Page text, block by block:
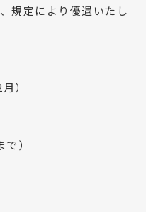
規定により優遇いたし
）
）